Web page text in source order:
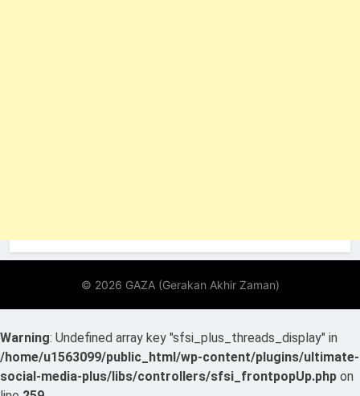
Warning: Undefined array key "sfsi_plus_threads_display" in
/home/u1563099/public_html/wp-content/plugins/ultimate-
social-media-plus/libs/controllers/sfsi_frontpopUp.php on